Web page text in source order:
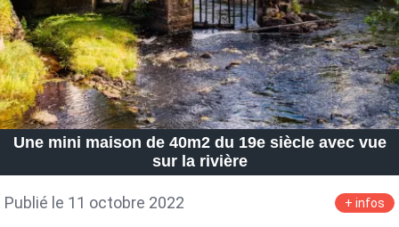
Une mini maison de 40m2 du 19e siècle avec vue
sur la rivière
Publié le 11 octobre 2022 + infos